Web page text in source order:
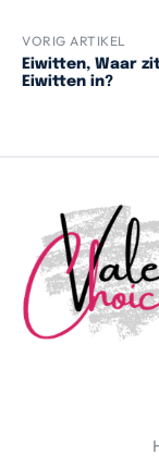
VORIG ARTIKEL
Eiwitten, Waar
Eiwitten in?